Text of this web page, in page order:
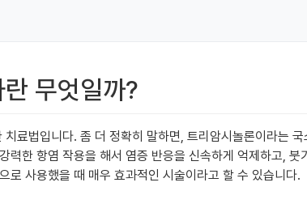
무엇일까?
료법입니다. 좀 더 정확히 말하면, 트리암시놀론이라는
한 항염 작용을 해서 염증 반응을 신속하게 억제하고,
로 사용했을 때 매우 효과적인 시술이라고 할 수 있습니다.